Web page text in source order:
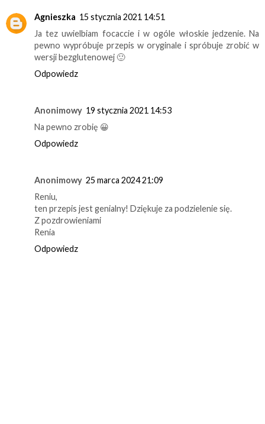
Agnieszka 15 stycznia 2021 14:51
Ja tez uwielbiam focaccie i w ogóle włoskie jedzenie. Na
pewno wypróbuje przepis w oryginale i spróbuje zrobić w
wersji bezglutenowej 🙂
Odpowiedz
Anonimowy 19 stycznia 2021 14:53
Na pewno zrobię 😀
Odpowiedz
Anonimowy 25 marca 2024 21:09
Reniu,
ten przepis jest genialny! Dziękuje za podzielenie się.
Z pozdrowieniami
Renia
Odpowiedz